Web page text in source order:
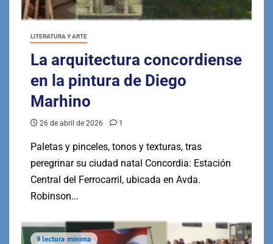
LITERATURA Y ARTE
La arquitectura concordiense
en la pintura de Diego
Marhino
26 de abril de 2026 1
Paletas y pinceles, tonos y texturas, tras
peregrinar su ciudad natal Concordia: Estación
Central del Ferrocarril, ubicada en Avda.
Robinson...
9 lectura mínima